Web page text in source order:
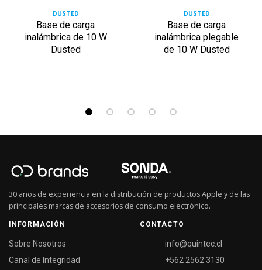
DUSTED
Base de carga
inalámbrica de 10 W
Dusted
DUSTED
Base de carga
inalámbrica plegable
de 10 W Dusted
30 años de experiencia en la distribución de productos Apple y de las
principales marcas de accesorios de consumo electrónico.
INFORMACIÓN
Sobre Nosotros
Canal de Integridad
CONTACTO
info@quintec.cl
+562 2562 3130